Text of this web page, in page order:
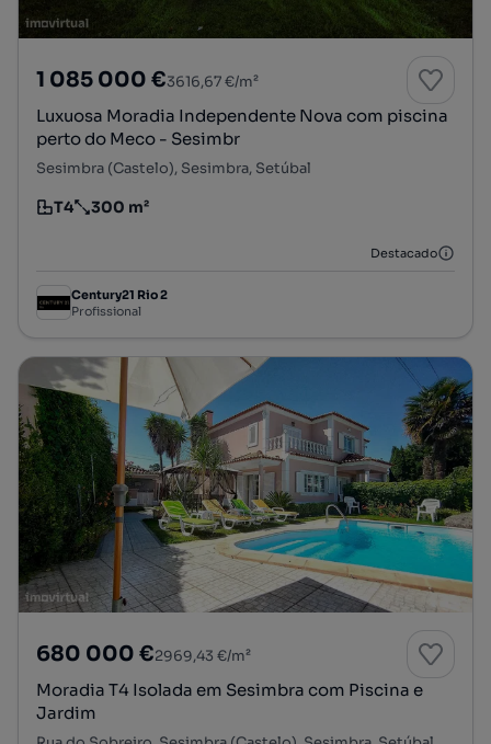
1 085 000 €3616,67 €/m²
Luxuosa Moradia Independente Nova com piscina
perto do Meco - Sesimbr
Sesimbra (Castelo), Sesimbra, Setúbal
Tipologia
T4
Preço por metro quadrado
300 m²
Destacado
Century21 Rio 2
Profissional
680 000 €2969,43 €/m²
Moradia T4 Isolada em Sesimbra com Piscina e
Jardim